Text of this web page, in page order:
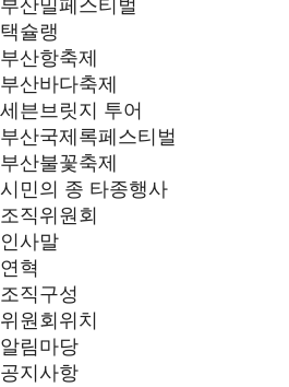
부산밀페스티벌
택슐랭
부산항축제
부산바다축제
세븐브릿지 투어
부산국제록페스티벌
부산불꽃축제
시민의 종 타종행사
조직위원회
인사말
연혁
조직구성
위원회위치
알림마당
공지사항